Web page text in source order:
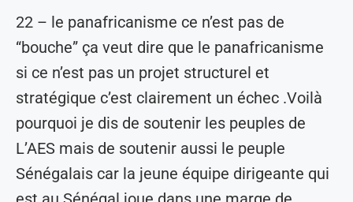
22 – le panafricanisme ce n’est pas de
“bouche” ça veut dire que le panafricanisme
si ce n’est pas un projet structurel et
stratégique c’est clairement un échec .Voilà
pourquoi je dis de soutenir les peuples de
L’AES mais de soutenir aussi le peuple
Sénégalais car la jeune équipe dirigeante qui